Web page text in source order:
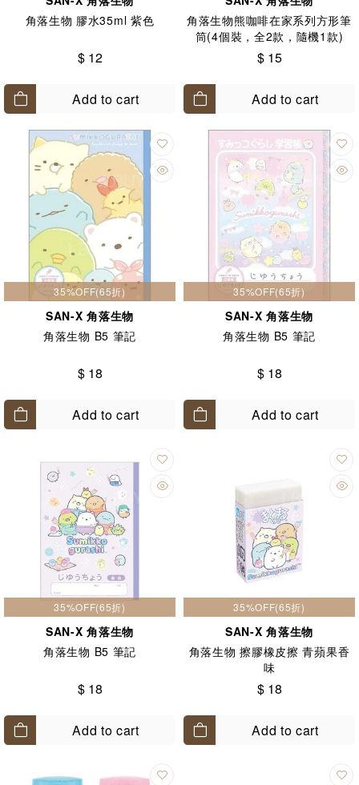
角落生物 膠水35ml 紫色
$ 12
Add to cart
角落生物熊咖啡在家系列方形筆
筒(4個裝，全2款，隨機1款)
$ 15
Add to cart
35%OFF(65折)
SAN-X 角落生物
角落生物 B5 筆記
$ 18
Add to cart
35%OFF(65折)
SAN-X 角落生物
角落生物 B5 筆記
$ 18
Add to cart
35%OFF(65折)
SAN-X 角落生物
角落生物 B5 筆記
$ 18
Add to cart
35%OFF(65折)
SAN-X 角落生物
角落生物 擦膠橡皮擦 青蘋果香
味
$ 18
Add to cart